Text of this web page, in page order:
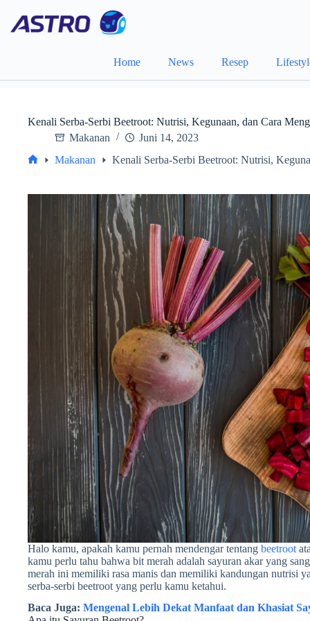
content
Home News Resep
Kenali Serba-Serbi Beetroot: Nutrisi, Kegunaan, dan Cara
Makanan
Juni 14, 2023
Makanan Kenali Serba-Serbi Beetroot: Nutrisi,
Halo kamu, apakah kamu pernah mendengar tentang beetroot
kamu perlu tahu bahwa bit merah adalah sayuran akar yang
merah ini memiliki rasa manis dan memiliki kandungan nutrisi
serba-serbi beetroot yang perlu kamu ketahui.
Baca Juga: Mengenal Lebih Dekat Manfaat dan Khasiat